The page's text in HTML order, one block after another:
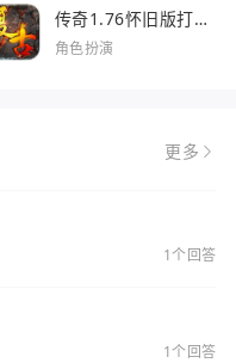
传奇1.76怀旧版打金
服
角色扮演
更多
1个回答
1个回答